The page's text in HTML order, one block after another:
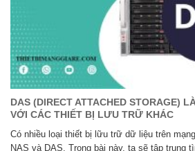
DAS (DIRECT ATTACHED STORAGE)
VỚI CÁC THIẾT BỊ LƯU TRỮ KHÁC
Có nhiều loại thiết bị lữu trữ dữ liệu trên
NAS và DAS. Trong bài này, ta sẽ tập trung